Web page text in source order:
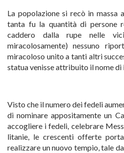
La popolazione si recò in massa
tanta fu la quantità di persone
caddero dalla rupe nelle
miracolosamente) nessuno
miracoloso unito a tanti altri
statua venisse attribuito il nome
Visto che il numero dei fedeli
di nominare appositamente un
accogliere i fedeli, celebrare
litanie, le crescenti offerte
realizzare un nuovo tempio, tale